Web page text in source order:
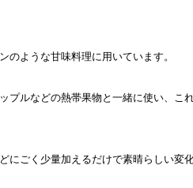
ような甘味料理に用いています。
ルなどの熱帯果物と一緒に使い、こ
ごく少量加えるだけで素晴らしい変